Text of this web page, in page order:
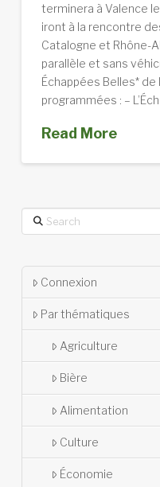
terminera à Valence
iront à la rencontre
Catalogne et Rhône-
parallèle et sans
Échappées Belles* de
programmées : –
Read More
Search
Connexion
Par thématiques
Agriculture
Bière
Alimentation
Culture
Économie